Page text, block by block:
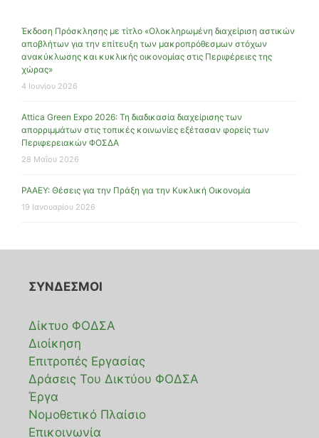
Έκδοση Πρόσκλησης με τίτλο «Ολοκληρωμένη διαχείριση αστικών
αποβλήτων για την επίτευξη των μακροπρόθεσμων στόχων
ανακύκλωσης και κυκλικής οικονομίας στις Περιφέρειες της
χώρας»
4 Ιουνίου 2026
Attica Green Expo 2026: Τη διαδικασία διαχείρισης των
απορριμμάτων στις τοπικές κοινωνίες εξέτασαν φορείς των
Περιφερειακών ΦΟΣΔΑ
28 Μαΐου 2026
ΡΑΑΕΥ: Θέσεις για την Πράξη για την Κυκλική Οικονομία
19 Ιανουαρίου 2026
ΣΥΝΔΕΣΜΟΙ
Δίκτυο ΦΟΔΣΑ
Διοίκηση
Επιτροπές Εργασίας
Δράσεις Του Δικτύου ΦΟΔΣΑ
Έργα
Νομοθετικό Πλαίσιο
Επικοινωνία